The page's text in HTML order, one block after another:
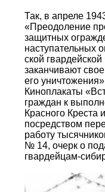
Так, в апреле
«Преодоление
защитных
наступательных
ской
заканчивают
его
Киноплакаты
граждан к
Красного Креста
посредством
работу
№ 14, очерк о
гвардейцам-